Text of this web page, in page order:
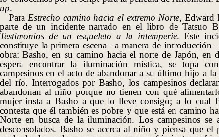
up.
Para Estrecho camino hacia el extremo Norte, Edward
parte de un incidente narrado en el libro de Tatsuo
Testimonios de un esqueleto a la intemperie. Este
constituye la primera escena –a manera de
obra: Basho, en su camino hacia el norte de Japón, en
espera encontrar la iluminación mística, se topa
campesinos en el acto de abandonar a su último hijo a
del río. Interrogados por Basho, los campesinos
abandonan al niño porque no tienen con qué
mujer insta a Basho a que lo lleve consigo; a lo cual
contesta que él también es pobre y que está en camino
Norte en busca de la iluminación. Los campesinos se
desconsolados. Basho se acerca al niño y piensa que el